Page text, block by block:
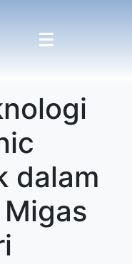
dalam